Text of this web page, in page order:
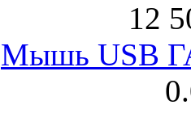
12
Мышь USB